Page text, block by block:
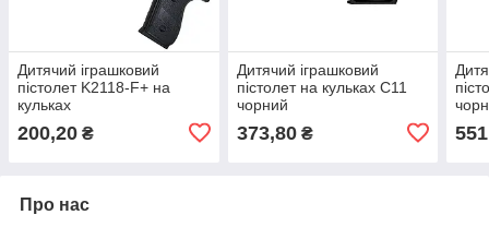
Дитячий іграшковий
пістолет K2118-F+ на
кульках
200,20 ₴
Дитячий іграшковий
пістолет на кульках C11
чорний
373,80₴
Про нас